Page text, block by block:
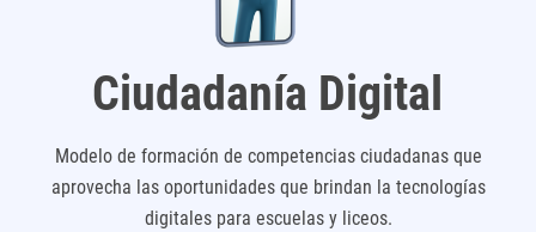
Ciudadanía Digital
Modelo de formación de competencias ciudadanas que
aprovecha las oportunidades que brindan la tecnologías
digitales para escuelas y liceos.